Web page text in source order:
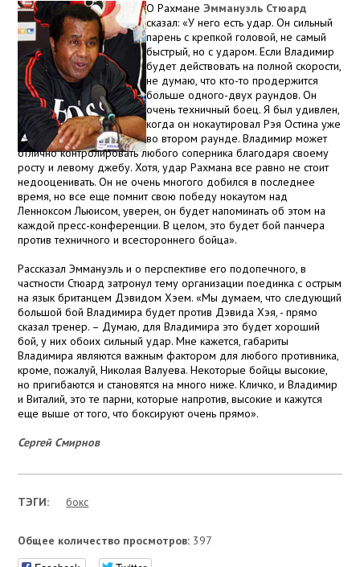
О РахманеЭммануэль Стюард
сказал: «У него есть удар. Он сильный
парень с крепкой головой, не самый
быстрый, но с ударом. Если Владимир
будет действовать на полной скорости,
не думаю, что кто-то продержится
больше одного-двух раундов. Он
очень техничный боец. Я был удивлен,
когда он нокаутировал Рэя Остина уже
во втором раунде. Владимир может
отлично контролировать любого соперника благодаря своему
росту и левому джебу. Хотя, удар Рахмана все равно не стоит
недооценивать. Он не очень многого добился в последнее
время, но все еще помнит свою победу нокаутом над
Ленноксом Льюисом, уверен, он будет напоминать об этом на
каждой пресс-конференции. В целом, это будет бой панчера
против техничного и всестороннего бойца».
Рассказал Эммануэль и о перспективе его подопечного, в
частности Стюард затронул тему организации поединка с острым
на язык британцем Дэвидом Хэем. «Мы думаем, что следующий
большой бой Владимира будет против Дэвида Хэя, - прямо
сказал тренер. – Думаю, для Владимира это будет хороший
бой, у них обоих сильный удар. Мне кажется, габариты
Владимира являются важным фактором для любого противника,
кроме, пожалуй, Николая Валуева. Некоторые бойцы высокие,
но пригибаются и становятся на много ниже. Кличко, и Владимир
и Виталий, это те парни, которые напротив, высокие и кажутся
еще выше от того, что боксируют очень прямо».
Сергей Смирнов
ТЭГИ: бокс
Общее количество просмотров: 397